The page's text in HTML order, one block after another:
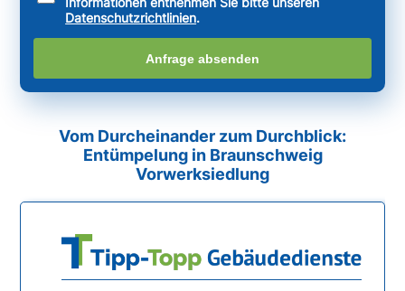
Datenschutzrichtlinien.
Anfrage absenden
Vom Durcheinander zum Durchblick:
Entümpelung in Braunschweig
Vorwerksiedlung